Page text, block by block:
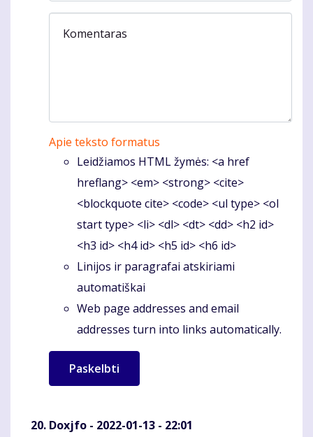
Komentaras
Apie teksto formatus
Leidžiamos HTML žymės: <a href
hreflang> <em> <strong> <cite>
<blockquote cite> <code> <ul type> <ol
start type> <li> <dl> <dt> <dd> <h2 id>
<h3 id> <h4 id> <h5 id> <h6 id>
Linijos ir paragrafai atskiriami
automatiškai
Web page addresses and email
addresses turn into links automatically.
Doxjfo - 2022-01-13 - 22:01